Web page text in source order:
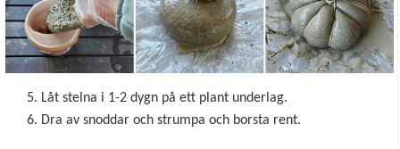
Låt stelna i 1-2 dygn på ett plant underlag.
Dra av snoddar och strumpa och borsta rent.